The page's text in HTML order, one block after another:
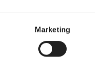
Marketing